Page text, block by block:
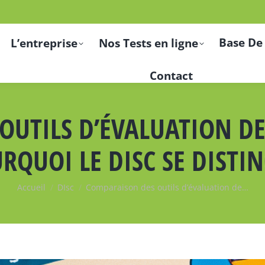
L’entreprise Nos Tests en ligne Base
Contact
D’ÉVALUATION
LE DISC SE
Vous êtes ici :
Accueil DIsc Comparaison des outils d’évaluation de…